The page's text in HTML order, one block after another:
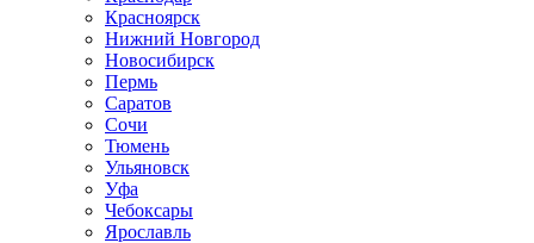
Красноярск
Нижний Новгород
Новосибирск
Пермь
Саратов
Сочи
Тюмень
Ульяновск
Уфа
Чебоксары
Ярославль